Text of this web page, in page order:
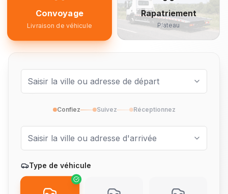
Convoyage
Livraison de véhicule
Rapatriement
Plateau
Confiez Suivez Réceptionnez
Type de véhicule